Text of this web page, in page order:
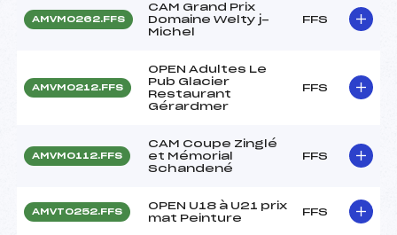
AMVM0262.FFS
CAM Grand Prix
Domaine Welty j-
Michel
FFS
AMVM0212.FFS
OPEN Adultes Le
Pub Glacier
Restaurant
Gérardmer
FFS
AMVM0112.FFS
CAM Coupe Zinglé
et Mémorial
Schandené
FFS
AMVT0252.FFS
OPEN U18 à U21 prix
mat Peinture
FFS